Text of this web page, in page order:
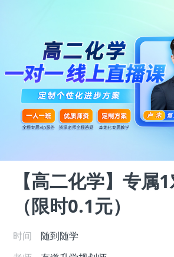
【高二化学】专属
（限时0.1元）
时间
随到随学